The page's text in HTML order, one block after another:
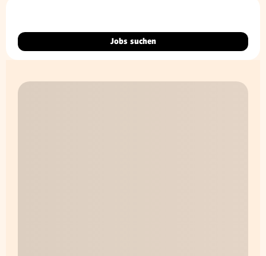
Jobs suchen